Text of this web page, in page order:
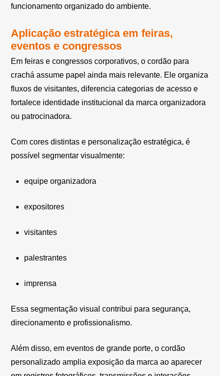
funcionamento organizado do ambiente.
Aplicação estratégica em feiras,
eventos e congressos
Em feiras e congressos corporativos, o cordão para
crachá assume papel ainda mais relevante. Ele organiza
fluxos de visitantes, diferencia categorias de acesso e
fortalece identidade institucional da marca organizadora
ou patrocinadora.
Com cores distintas e personalização estratégica, é
possível segmentar visualmente:
equipe organizadora
expositores
visitantes
palestrantes
imprensa
Essa segmentação visual contribui para segurança,
direcionamento e profissionalismo.
Além disso, em eventos de grande porte, o cordão
personalizado amplia exposição da marca ao aparecer